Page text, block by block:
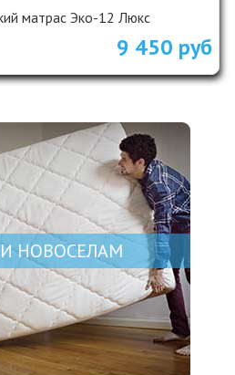
матрас Эко-12 Люкс
9 450 руб
НОВОСЕЛАМ